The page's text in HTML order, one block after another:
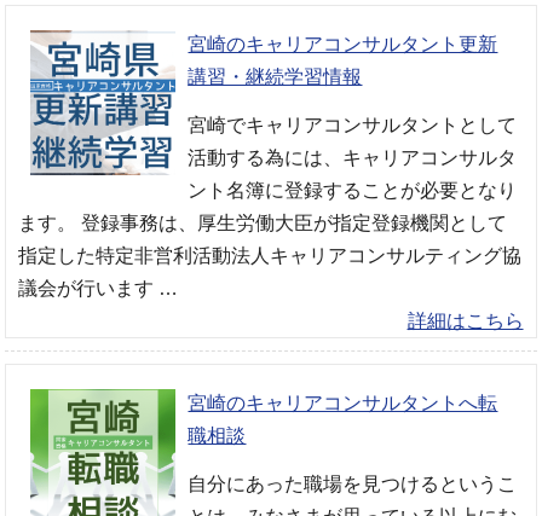
宮崎のキャリアコンサルタント更新
講習・継続学習情報
宮崎でキャリアコンサルタントとして
活動する為には、キャリアコンサルタ
ント名簿に登録することが必要となり
ます。 登録事務は、厚生労働大臣が指定登録機関として
指定した特定非営利活動法人キャリアコンサルティング協
議会が行います …
詳細はこちら
宮崎のキャリアコンサルタントへ転
職相談
自分にあった職場を見つけるというこ